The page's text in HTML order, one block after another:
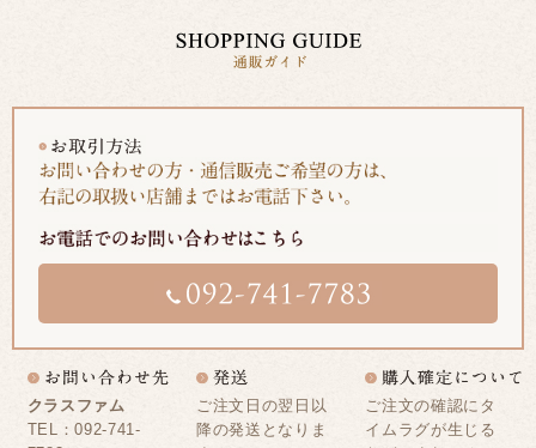
クラスファム
TEL：092-741-
ご注文日の翌日以
降の発送となりま
ご注文の確認にタ
イムラグが生じる